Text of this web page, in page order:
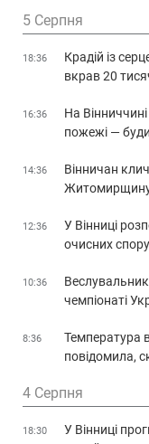
5 Серпня
18:36
Крадій із
вкрав 20
16:36
На
пожежі —
14:36
Вінничан
Житомирщину
12:36
У Вінниці
очисних
10:36
чемпіонаті
8:36
Температура
повідомила,
4 Серпня
18:30
У Вінниці